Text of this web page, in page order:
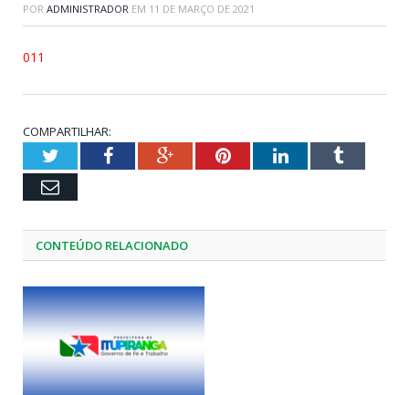
POR ADMINISTRADOR EM 11 DE MARÇO DE 2021
011
COMPARTILHAR:
TwitterFacebookGoogle+PinterestLinkedInTumblr
Email
CONTEÚDO RELACIONADO